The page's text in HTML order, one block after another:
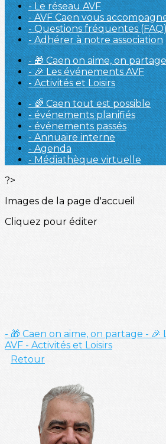
- Le réseau AVF
- AVF Caen vous
- Questions fréquentes
- Adhérer à notre association
- 🎁 Caen on aime, on partage
- 🎉 Les événements AVF
- Activités et Loisirs
- 🌈 Caen tout est possible
- événements planifiés
- événements passés
- Annuaire interne
- Agenda
- Médiathèque virtuelle
?>
Images de la page d'accueil
Cliquez pour éditer
- 🎁 Caen on aime, on partage - 🎉
AVF - Activités et Loisirs
Retour